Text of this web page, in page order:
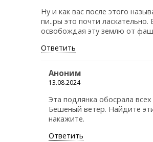
Ну и как вас после этого
пи..ры это почти ласкательно.
освобождая эту землю от
Ответить
Аноним
13.08.2024
Эта подлянка обосрала
Бешеный ветер. Найдите
накажите.
Ответить